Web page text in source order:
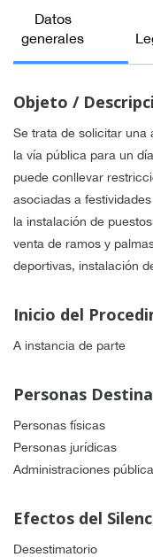
Datos
generales
Objeto /
Se trata de solicitar una
la vía pública para un
puede conllevar
asociadas a
la instalación de
venta de ramos y
deportivas, instalación
Inicio del
A instancia de parte
Personas
Personas físicas
Personas jurídicas
Administraciones
Efectos del
Desestimatorio